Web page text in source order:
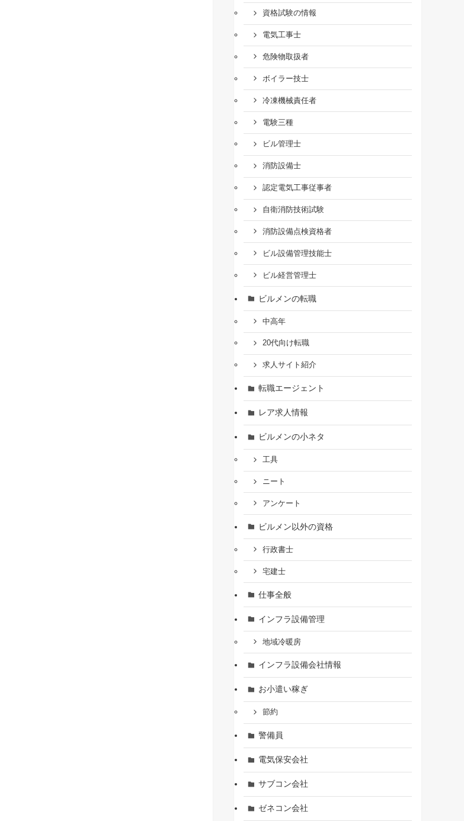
資格試験の情報
電気工事士
危険物取扱者
ボイラー技士
冷凍機械責任者
電験三種
ビル管理士
消防設備士
認定電気工事従事者
自衛消防技術試験
消防設備点検資格者
ビル設備管理技能士
ビル経営管理士
ビルメンの転職
中高年
20代向け転職
求人サイト紹介
転職エージェント
レア求人情報
ビルメンの小ネタ
工具
ニート
アンケート
ビルメン以外の資格
行政書士
宅建士
仕事全般
インフラ設備管理
地域冷暖房
インフラ設備会社情報
お小遣い稼ぎ
節約
警備員
電気保安会社
サブコン会社
ゼネコン会社